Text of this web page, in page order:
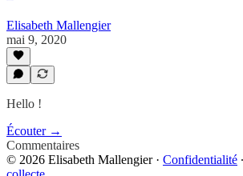
Elisabeth Mallengier
mai 9, 2020
Hello !
Écouter →
Commentaires
© 2026 Elisabeth Mallengier· Confidentialité ∙